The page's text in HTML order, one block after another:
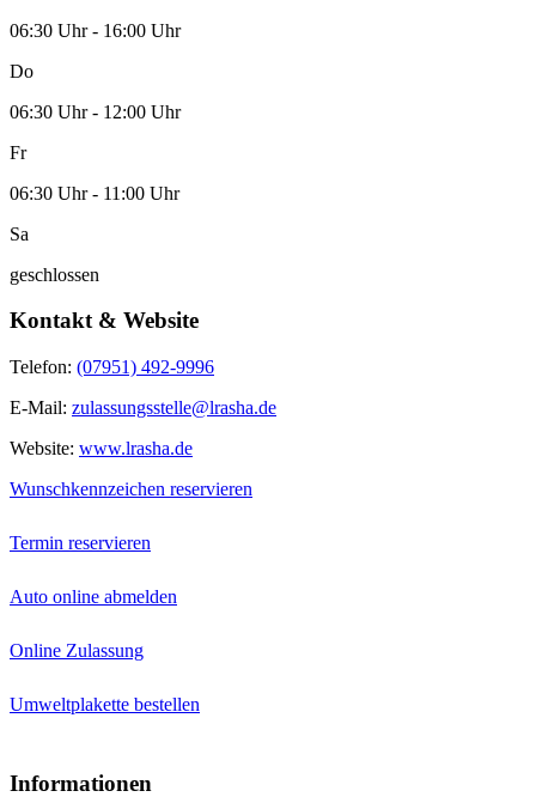
06:30 Uhr - 16:00 Uhr
Do
06:30 Uhr - 12:00 Uhr
Fr
06:30 Uhr - 11:00 Uhr
Sa
geschlossen
Kontakt & Website
Telefon: (07951) 492-9996
E-Mail: zulassungsstelle@lrasha.de
Website: www.lrasha.de
Wunschkennzeichen reservieren
Termin reservieren
Auto online abmelden
Online Zulassung
Umweltplakette bestellen
Informationen